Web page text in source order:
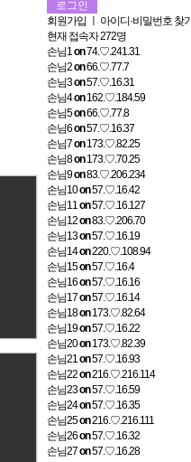
회원가입
아이디·비밀번호 찾기
현재 접속자272명
손님1on74.♡.241.31
손님2on66.♡.77.7
손님3on57.♡.16.31
손님4on 162.♡.184.59
손님5on66.♡.77.8
손님6on57.♡.16.37
손님7on 173.♡.82.25
손님8on 173.♡.70.25
손님9on83.♡.206.234
손님10on57.♡.16.42
손님11on57.♡.16.127
손님12on83.♡.206.70
손님13on57.♡.16.19
손님14on220.♡.108.94
손님15on57.♡.16.4
손님16on57.♡.16.16
손님17on57.♡.16.14
손님18on 173.♡.82.64
손님19on57.♡.16.22
손님20on 173.♡.82.39
손님21on57.♡.16.93
손님22on216.♡.216.114
손님23on57.♡.16.59
손님24on57.♡.16.35
손님25on216.♡.216.111
손님26on57.♡.16.32
손님27on57.♡.16.28